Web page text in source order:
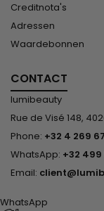
Creditnota's
Adressen
Waardebonnen
CONTACT
lumibeauty
Rue de Visé 148,
Phone: +32 4 269
WhatsApp: +32 499
Email:
WhatsApp